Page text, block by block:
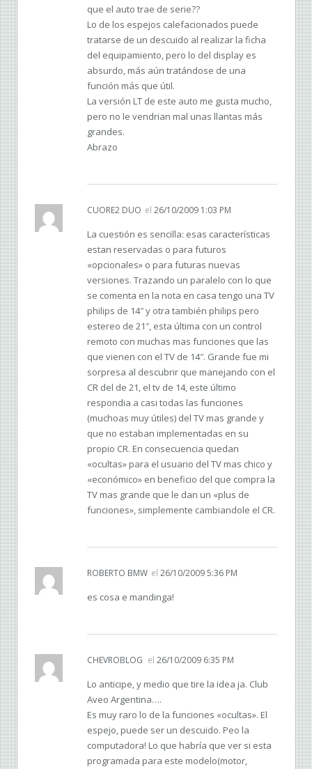
que el auto trae de serie??
Lo de los espejos calefacionados puede
tratarse de un descuido al realizar la ficha
del equipamiento, pero lo del display es
absurdo, más aún tratándose de una
función más que útil.
La versión LT de este auto me gusta mucho,
pero no le vendrian mal unas llantas más
grandes.
Abrazo
CUORE2 DUO el 26/10/2009 1:03 PM
La cuestión es sencilla: esas características
estan reservadas o para futuros
«opcionales» o para futuras nuevas
versiones. Trazando un paralelo con lo que
se comenta en la nota en casa tengo una TV
philips de 14″ y otra también philips pero
estereo de 21″, esta última con un control
remoto con muchas mas funciones que las
que vienen con el TV de 14″. Grande fue mi
sorpresa al descubrir que manejando con el
CR del de 21, el tv de 14, este último
respondia a casi todas las funciones
(muchoas muy útiles) del TV mas grande y
que no estaban implementadas en su
propio CR. En consecuencia quedan
«ocultas» para el usuario del TV mas chico y
«económico» en beneficio del que compra la
TV mas grande que le dan un «plus de
funciones», simplemente cambiandole el CR.
ROBERTO BMW el 26/10/2009 5:36 PM
es cosa e mandinga!
CHEVROBLOG el 26/10/2009 6:35 PM
Lo anticipe, y medio que tire la idea ja. Club
Aveo Argentina….
Es muy raro lo de la funciones «ocultas». El
espejo, puede ser un descuido. Peo la
computadora! Lo que habría que ver si esta
programada para este modelo(motor,